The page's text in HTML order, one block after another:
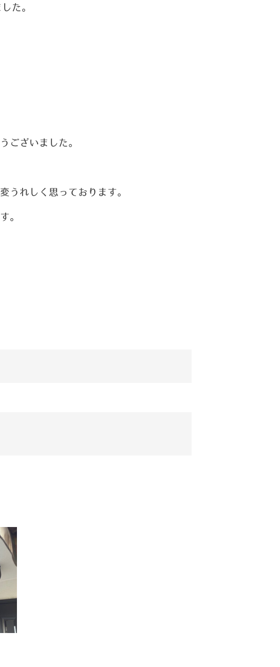
た。
ございました。
うれしく思っております。
。